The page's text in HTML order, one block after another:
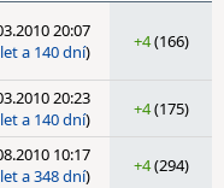
20:07
a 140 dní) +4(166)
20:23
a 140 dní) +4(175)
10:17
a 348 dní) +4(294)